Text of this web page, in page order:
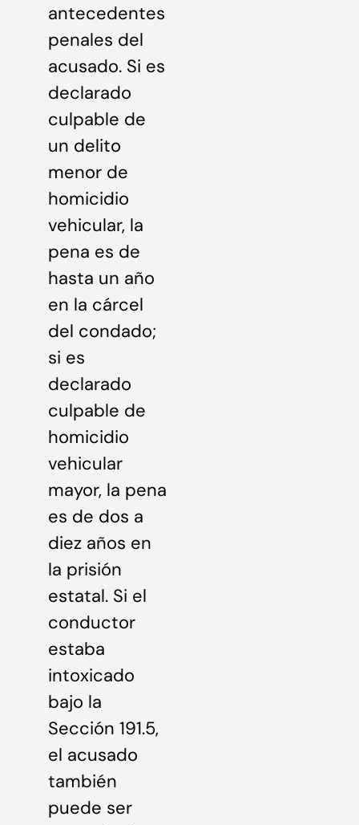
antecedentes
penales del
acusado. Si es
declarado
culpable de
un delito
menor de
homicidio
vehicular, la
pena es de
hasta un año
en la cárcel
del condado;
si es
declarado
culpable de
homicidio
vehicular
mayor, la pena
es de dos a
diez años en
la prisión
estatal. Si el
conductor
estaba
intoxicado
bajo la
Sección 191.5,
el acusado
también
puede ser